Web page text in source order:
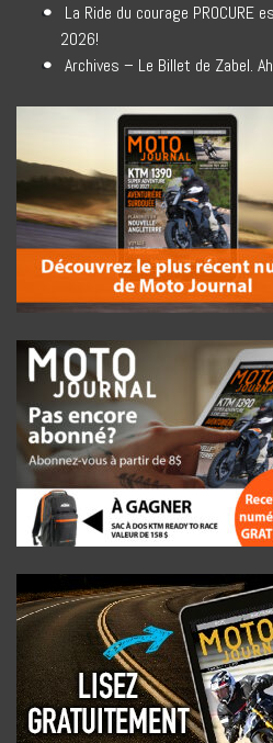
La Ride du courage
2026!
Archives – Le Billet de Zabel.